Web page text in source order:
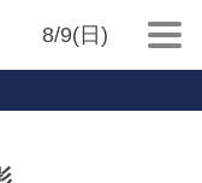
8/9(日)